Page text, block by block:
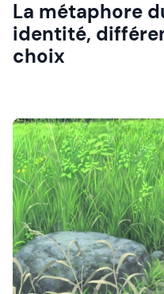
La métaphore
identité,
choix